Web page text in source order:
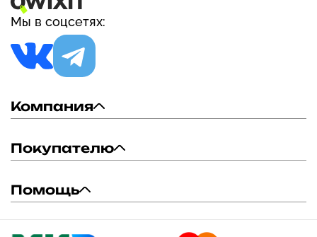
Мы в соцсетях:
Компания
Покупателю
Помощь